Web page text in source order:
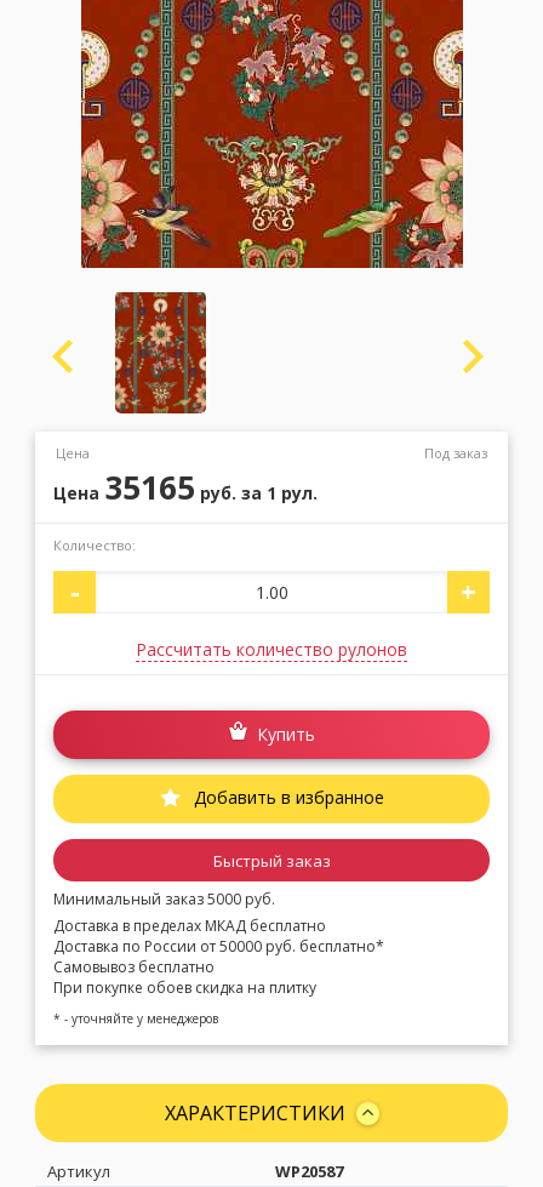
Москва (сменить город)
Заказать обратный звонок
Цена Под заказ
Цена 35165 руб. за 1 рул.
Количество:
- +
Рассчитать количество рулонов
Купить
Добавить в избранное
Быстрый заказ
Минимальный заказ 5000 руб.
Доставка в пределах МКАД бесплатно
Доставка по России от 50000 руб. бесплатно*
Самовывоз бесплатно
При покупке обоев скидка на плитку
* - уточняйте у менеджеров
ХАРАКТЕРИСТИКИ
Артикул
WP20587